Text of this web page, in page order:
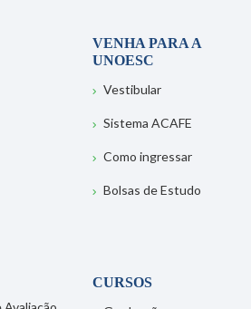
VENHA PARA A
UNOESC
Vestibular
Sistema ACAFE
Como ingressar
Bolsas de Estudo
CURSOS